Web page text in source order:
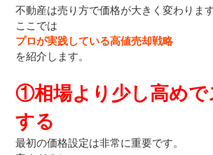
不動産は売り方で価格が大きく変わります
ここでは
プロが実践している高値売却戦略
を紹介します。
①相場より少し高めで
する
最初の価格設定は非常に重要です。